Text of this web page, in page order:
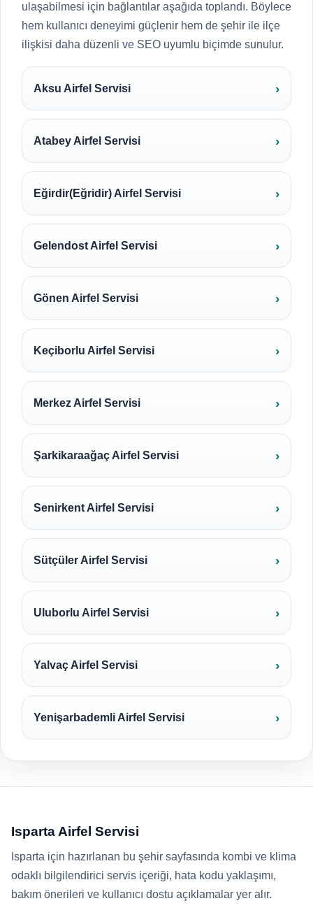
ulaşabilmesi için bağlantılar aşağıda toplandı. Böylece
hem kullanıcı deneyimi güçlenir hem de şehir ile ilçe
ilişkisi daha düzenli ve SEO uyumlu biçimde sunulur.
Aksu Airfel Servisi
Atabey Airfel Servisi
Eğirdir(Eğridir) Airfel Servisi
Gelendost Airfel Servisi
Gönen Airfel Servisi
Keçiborlu Airfel Servisi
Merkez Airfel Servisi
Şarkikaraağaç Airfel Servisi
Senirkent Airfel Servisi
Sütçüler Airfel Servisi
Uluborlu Airfel Servisi
Yalvaç Airfel Servisi
Yenişarbademli Airfel Servisi
Isparta Airfel Servisi
Isparta için hazırlanan bu şehir sayfasında kombi ve klima
odaklı bilgilendirici servis içeriği, hata kodu yaklaşımı,
bakım önerileri ve kullanıcı dostu açıklamalar yer alır.